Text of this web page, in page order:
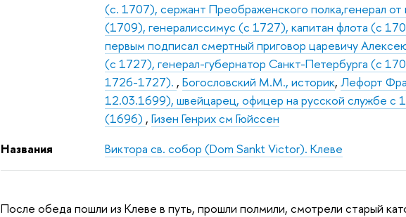
(с. 1707), сержант Преображенского полка,генерал
(1709), генералиссимус (с 1727), капитан флота (с
первым подписал смертный приговор царевичу
(с 1727), генерал-губернатор Санкт-Петербурга (с
1726-1727). ,Богословский М.М., историк,Лефорт
12.03.1699), швейцарец, офицер на русской службе с
(1696) ,Гизен Генрих см Гюйссен
Названия
Виктора св. собор (Dom Sankt Victor). Клеве
После обеда пошли из Клеве в путь, прошли полмили, смотрели старый